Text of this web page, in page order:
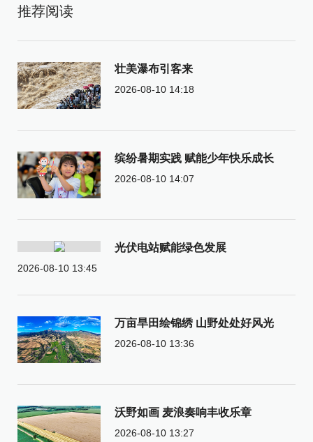
推荐阅读
壮美瀑布引客来
2026-08-10 14:18
缤纷暑期实践 赋能少年快乐成长
2026-08-10 14:07
光伏电站赋能绿色发展
2026-08-10 13:45
万亩旱田绘锦绣 山野处处好风光
2026-08-10 13:36
沃野如画 麦浪奏响丰收乐章
2026-08-10 13:27